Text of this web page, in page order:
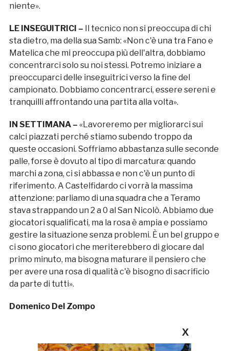
niente».
LE INSEGUITRICI – Il tecnico non si preoccupa di chi
sta dietro, ma della sua Samb: «Non c'è una tra Fano e
Matelica che mi preoccupa più dell'altra, dobbiamo
concentrarci solo su noi stessi. Potremo iniziare a
preoccuparci delle inseguitrici verso la fine del
campionato. Dobbiamo concentrarci, essere sereni e
tranquilli affrontando una partita alla volta».
IN SETTIMANA – «Lavoreremo per migliorarci sui
calci piazzati perché stiamo subendo troppo da
queste occasioni. Soffriamo abbastanza sulle seconde
palle, forse è dovuto al tipo di marcatura: quando
marchi a zona, ci si abbassa e non c'è un punto di
riferimento. A Castelfidardo ci vorrà la massima
attenzione: parliamo di una squadra che a Teramo
stava strappando un 2 a 0 al San Nicolò. Abbiamo due
giocatori squalificati, ma la rosa è ampia e possiamo
gestire la situazione senza problemi. È un bel gruppo e
ci sono giocatori che meriterebbero di giocare dal
primo minuto, ma bisogna maturare il pensiero che
per avere una rosa di qualità c'è bisogno di sacrificio
da parte di tutti».
Domenico Del Zompo
X